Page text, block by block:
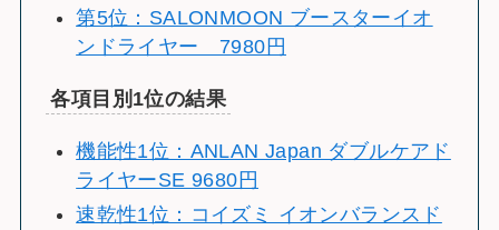
第5位：SALONMOON ブースターイオ
ンドライヤー 7980円
各項目別1位の結果
機能性1位：ANLAN Japan ダブルケアド
ライヤーSE 9680円
速乾性1位：コイズミ イオンバランスド